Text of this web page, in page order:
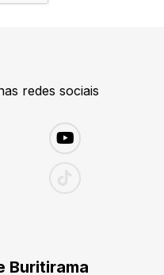
redes sociais
Buritirama